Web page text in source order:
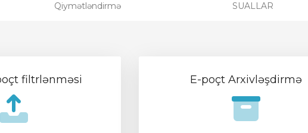
Qiymətləndirmə SUALLAR
filtrlənməsi E-poçt Arxivləşdirmə